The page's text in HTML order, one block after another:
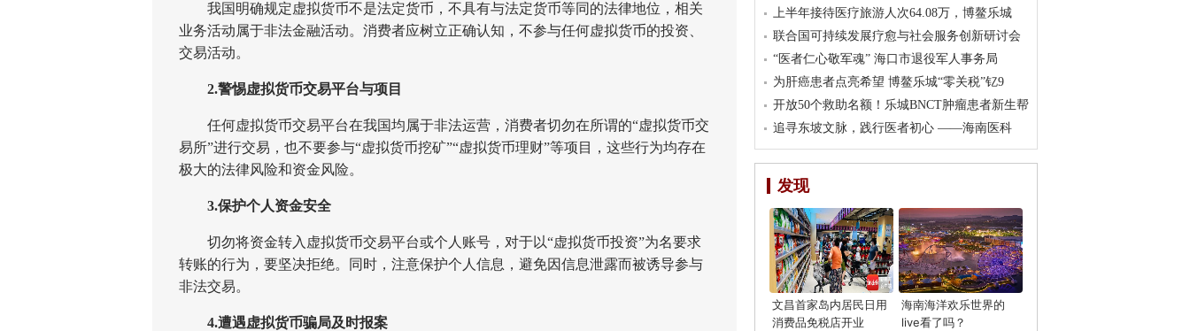
我国明确规定虚拟货币不是法定货币，不具有与法定货币等同的法律地位，相关
业务活动属于非法金融活动。消费者应树立正确认知，不参与任何虚拟货币的投资、
交易活动。
2.警惕虚拟货币交易平台与项目
任何虚拟货币交易平台在我国均属于非法运营，消费者切勿在所谓的“虚拟货币交
易所”进行交易，也不要参与“虚拟货币挖矿”“虚拟货币理财”等项目，这些行为均存在
极大的法律风险和资金风险。
3.保护个人资金安全
切勿将资金转入虚拟货币交易平台或个人账号，对于以“虚拟货币投资”为名要求
转账的行为，要坚决拒绝。同时，注意保护个人信息，避免因信息泄露而被诱导参与
非法交易。
4.遭遇虚拟货币骗局及时报案
上半年接待医疗旅游人次64.08万，博鳌乐城
联合国可持续发展疗愈与社会服务创新研讨会
“医者仁心敬军魂” 海口市退役军人事务局
为肝癌患者点亮希望 博鳌乐城“零关税”钇9
开放50个救助名额！乐城BNCT肿瘤患者新生帮
追寻东坡文脉，践行医者初心 ——海南医科
发现
文昌首家岛内居民日用
消费品免税店开业
海南海洋欢乐世界的
live看了吗？